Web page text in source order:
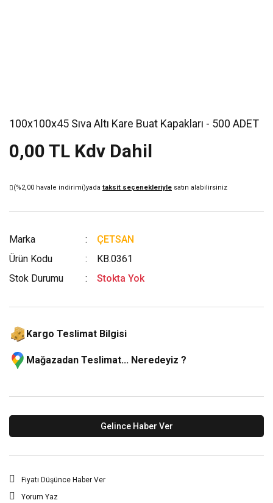
100x100x45 Sıva Altı Kare Buat Kapakları - 500 ADET
0,00 TL Kdv Dahil
(%2,00 havale indirimi)yada taksit seçenekleriyle satın alabilirsiniz
Marka
ÇETSAN
Ürün Kodu
KB.0361
Stok Durumu
Stokta Yok
Kargo Teslimat Bilgisi
Mağazadan Teslimat... Neredeyiz ?
Gelince Haber Ver
Fiyatı Düşünce Haber Ver
Yorum Yaz